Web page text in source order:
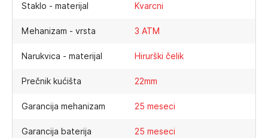
Staklo - materijal Kvarcni
Mehanizam - vrsta 3 ATM
Narukvica - materijal Hirurški čelik
Prečnik kućišta 22mm
Garancija mehanizam 25 meseci
Garancija baterija 25 meseci